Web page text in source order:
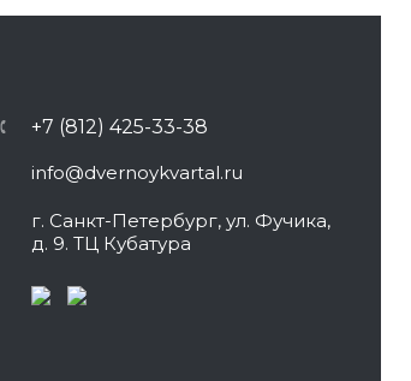
+7 (812) 425-33-38
info@dvernoykvartal.ru
г. Санкт-Петербург, ул. Фучика,
д. 9. ТЦ Кубатура